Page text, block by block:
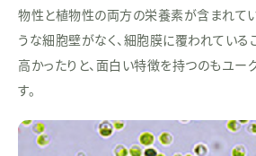
物性と植物性の両方の栄養素が含まれてい
うな細胞壁がなく、細胞膜に覆われている
高かったりと、面白い特徴を持つのもユー
す。